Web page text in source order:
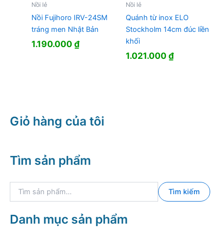
Nồi lẻ
Nồi Fujihoro IRV-24SM
tráng men Nhật Bản
1.190.000₫
Nồi lẻ
Quánh từ inox ELO
Stockholm 14cm đúc liền
khối
1.021.000₫
Giỏ hàng của tôi
Tìm sản phẩm
k
i
Tìm kiếm
Danh mục sản phẩm